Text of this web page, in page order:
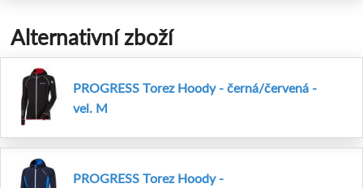
Alternativní zboží
PROGRESS Torez Hoody - černá/červená -
vel. M
PROGRESS Torez Hoody -